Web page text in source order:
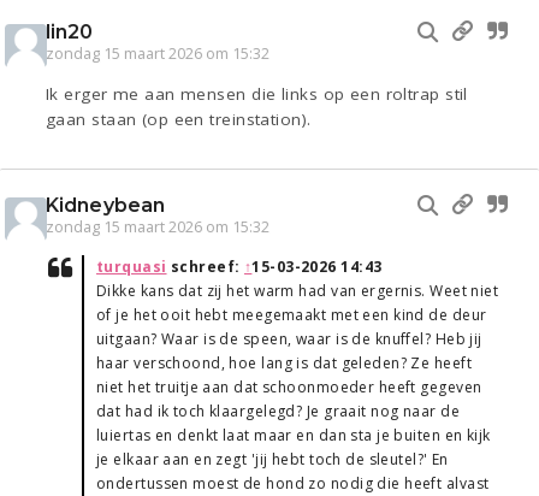
lin20
zondag 15 maart 2026 om 15:32
Ik erger me aan mensen die links op een roltrap stil
gaan staan (op een treinstation).
Kidneybean
zondag 15 maart 2026 om 15:32
turquasi schreef: ↑15-03-2026 14:43
Dikke kans dat zij het warm had van ergernis. Weet niet
of je het ooit hebt meegemaakt met een kind de deur
uitgaan? Waar is de speen, waar is de knuffel? Heb jij
haar verschoond, hoe lang is dat geleden? Ze heeft
niet het truitje aan dat schoonmoeder heeft gegeven
dat had ik toch klaargelegd? Je graait nog naar de
luiertas en denkt laat maar en dan sta je buiten en kijk
je elkaar aan en zegt 'jij hebt toch de sleutel?' En
ondertussen moest de hond zo nodig die heeft alvast